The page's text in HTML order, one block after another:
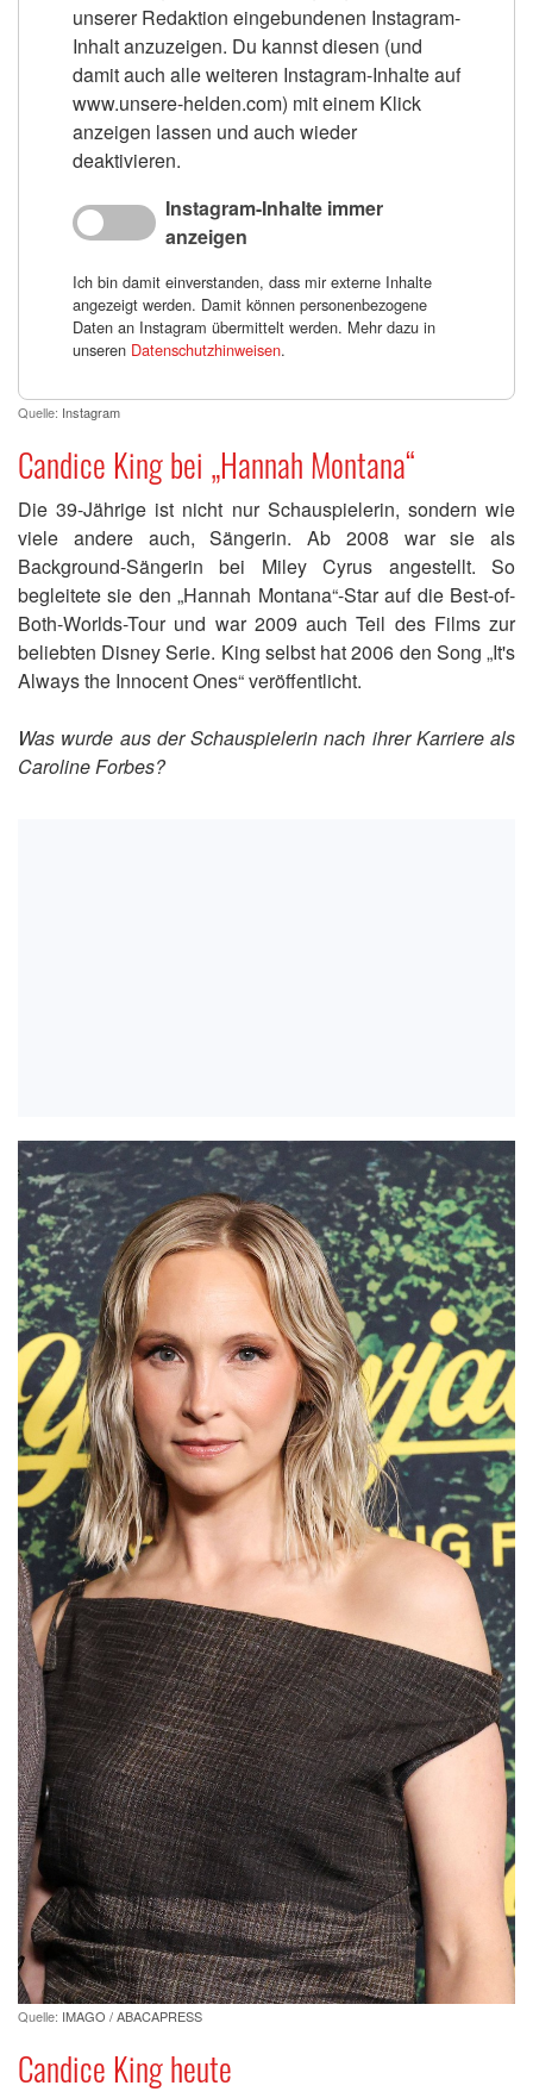
unserer Redaktion eingebundenen Instagram-
Inhalt anzuzeigen. Du kannst diesen (und
damit auch alle weiteren Instagram-Inhalte auf
www.unsere-helden.com) mit einem Klick
anzeigen lassen und auch wieder
deaktivieren.
Instagram-Inhalte immer
anzeigen
Ich bin damit einverstanden, dass mir externe Inhalte
angezeigt werden. Damit können personenbezogene
Daten an Instagram übermittelt werden. Mehr dazu in
unseren Datenschutzhinweisen.
Quelle: Instagram
Candice King bei „Hannah Montana“
Die 39-Jährige ist nicht nur Schauspielerin, sondern wie
viele andere auch, Sängerin. Ab 2008 war sie als
Background-Sängerin bei Miley Cyrus angestellt. So
begleitete sie den „Hannah Montana“-Star auf die Best-of-
Both-Worlds-Tour und war 2009 auch Teil des Films zur
beliebten Disney Serie. King selbst hat 2006 den Song „It's
Always the Innocent Ones“ veröffentlicht.
Was wurde aus der Schauspielerin nach ihrer Karriere als
Caroline Forbes?
Quelle: IMAGO / ABACAPRESS
Candice King heute